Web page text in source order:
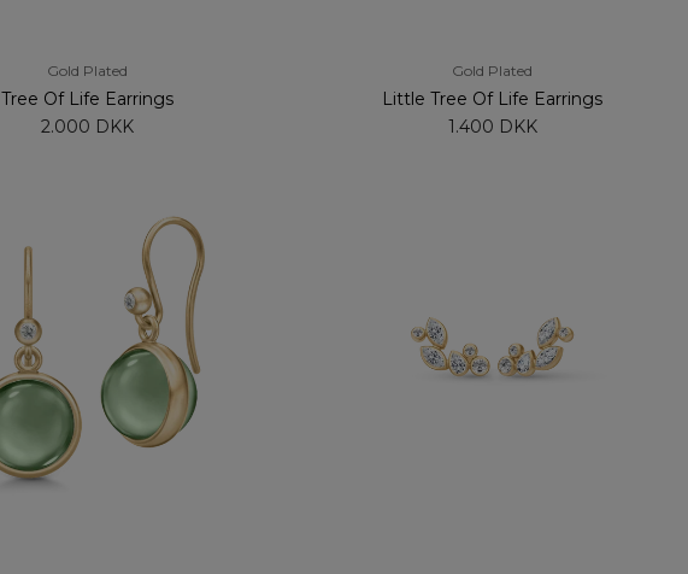
Gold Plated
Tree Of Life Earrings
2.000 DKK
Gold Plated
Little Tree Of Life Earrings
1.400 DKK